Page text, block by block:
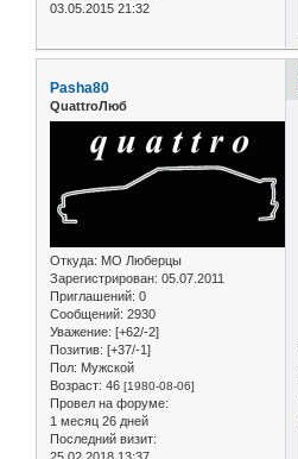
03.05.2015 21:32
Pasha80
QuattroЛюб
Откуда: МО Люберцы
Зарегистрирован: 05.07.2011
Приглашений: 0
Сообщений: 2930
Уважение: [+62/-2]
Позитив: [+37/-1]
Пол: Мужской
Возраст: 46 [1980-08-06]
Провел на форуме:
1 месяц 26 дней
Последний визит:
25.02.2018 13:37